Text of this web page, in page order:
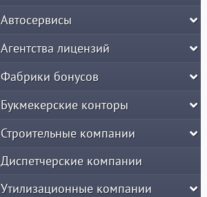
Автосервисы
Агентства лицензий
Фабрики бонусов
Букмекерские конторы
Строительные компании
Диспетчерские компании
Утилизационные компании